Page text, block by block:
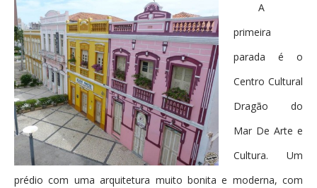
A
primeira
parada é o
Centro Cultural
Dragão do
Mar De Arte e
Cultura. Um
prédio com uma arquitetura muito bonita e moderna, com